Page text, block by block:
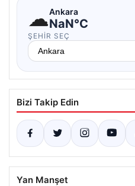
☁Ankara
NaN°C
ŞEHIR SEÇ
Bizi Takip Edin
Yan Manşet